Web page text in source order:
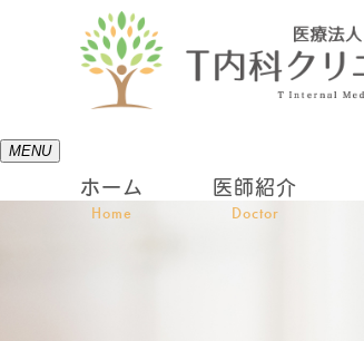
MENU
ホーム
Home
医師紹介
Doctor